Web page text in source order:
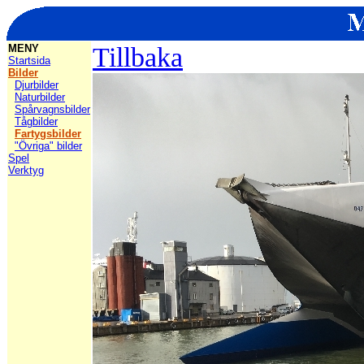
MENY
Startsida
Bilder
Djurbilder
Naturbilder
Spårvagnsbilder
Tågbilder
Fartygsbilder
"Övriga" bilder
Spel
Verktyg
Tillbaka